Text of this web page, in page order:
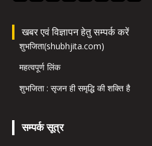
खबर एवं विज्ञापन हेतु सम्पर्क करें
शुभजिता(shubhjita.com)
महत्वपूर्ण लिंक
शुभजिता : सृजन ही समृद्धि की शक्ति है
सम्पर्क सूत्र